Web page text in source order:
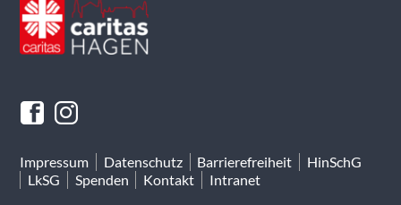
Impressum Datenschutz Barrierefreiheit
HinSchG
LkSG
Spenden Kontakt Intranet